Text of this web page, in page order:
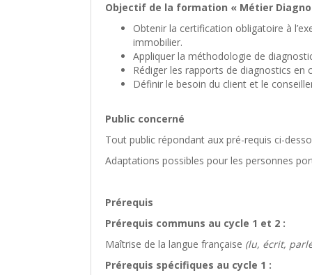
Objectif de la formation « Métier
Obtenir la certification obligatoire à
immobilier.
Appliquer la méthodologie de
Rédiger les rapports de diagnostics
Définir le besoin du client et le
Public concerné
Tout public répondant aux pré-requis ci-
Adaptations possibles pour les personnes
Prérequis
Prérequis communs au cycle 1 et 2 :
Maîtrise de la langue française (lu, écrit,
Prérequis spécifiques au cycle 1 :